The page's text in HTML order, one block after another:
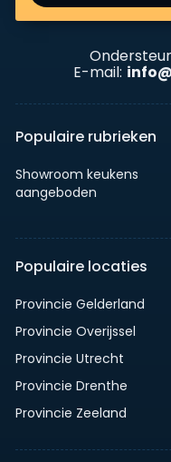
E-mail:
Populaire rubrieken
Showroom keukens
aangeboden
Populaire locaties
Provincie Gelderland
Provincie Overijssel
Provincie Utrecht
Provincie Drenthe
Provincie Zeeland